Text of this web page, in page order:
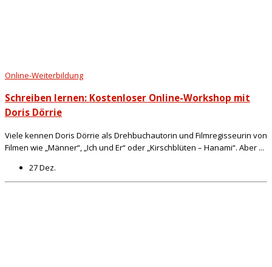
Online-Weiterbildung
Schreiben lernen: Kostenloser Online-Workshop mit
Doris Dörrie
Viele kennen Doris Dörrie als Drehbuchautorin und Filmregisseurin von
Filmen wie „Männer“, „Ich und Er“ oder „Kirschblüten – Hanami“. Aber ...
27 Dez.